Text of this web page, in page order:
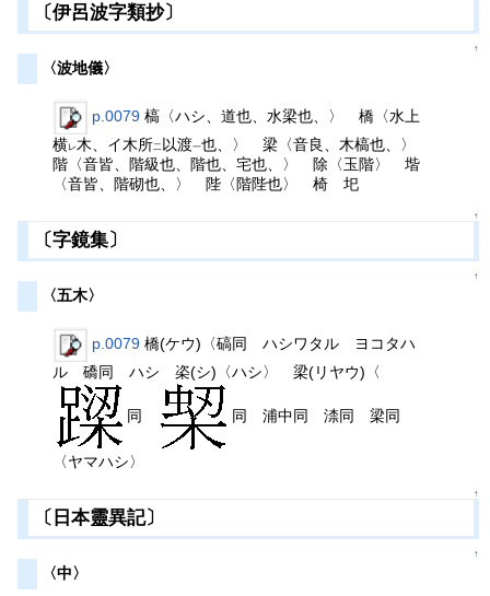
〔伊呂波字類抄〕
↑
〈波地儀〉
p.0079 槁〈ハシ、道也、水梁也、〉 橋〈水上
横レ木、イ木所二 以渡一也、〉 梁〈音良、木槁也、〉
階〈音皆、階級也、階也、宅也、〉 除〈玉階〉 堦
〈音皆、階砌也、〉 陛〈階陛也〉 椅 圯
↑
〔字鏡集〕
↑
〈五木〉
p.0079 橋(ケウ)〈碻同 ハシワタル ヨコタハ
ル 礄同 ハシ 栥(シ)〈ハシ〉 梁(リヤウ)〈
同 同 浦中同 渿同 梁同
〈ヤマハシ〉
↑
〔日本靈異記〕
↑
〈中〉